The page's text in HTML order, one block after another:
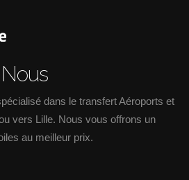
dans le transfert Aéroports et
vers Lille. Nous vous offrons un
au meilleur prix.